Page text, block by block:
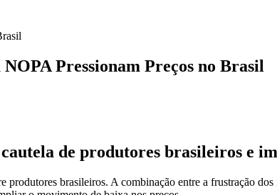
Pressionam Preços no Brasil
de produtores brasileiros e
brasileiros. A combinação entre a frustração